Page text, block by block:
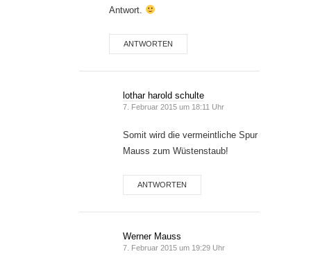
Antwort.
ANTWORTEN
lothar harold schulte
7. Februar 2015 um 18:11 Uhr
Somit wird die vermeintliche Spur
Mauss zum Wüstenstaub!
ANTWORTEN
Werner Mauss
7. Februar 2015 um 19:29 Uhr